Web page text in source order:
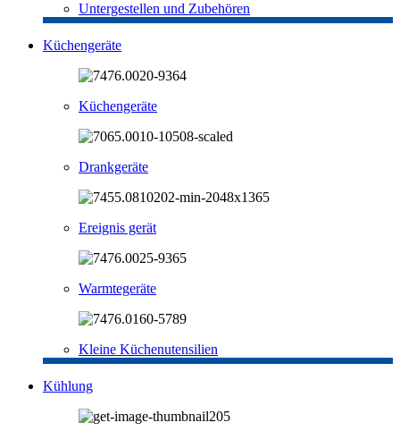
Untergestellen und Zubehören
Küchengeräte
Küchengeräte
Drankgeräte
Ereignis gerät
Warmtegeräte
Kleine Küchenutensilien
Kühlung